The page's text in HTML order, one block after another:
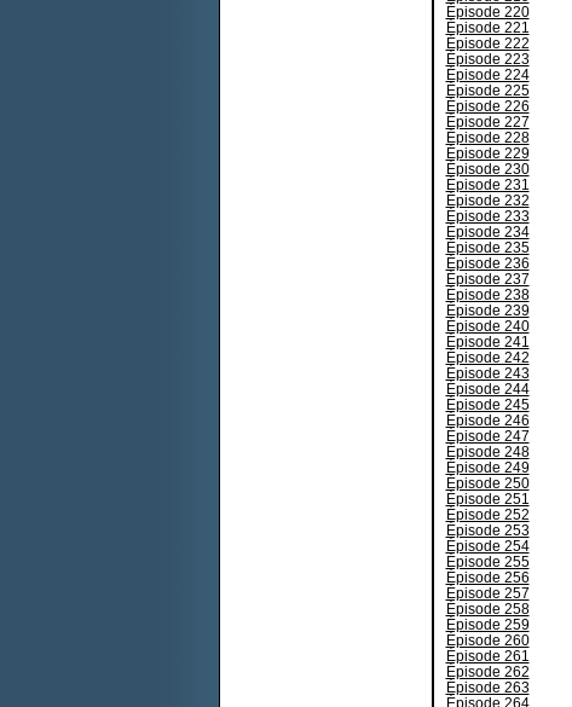
Épisode 220
Épisode 221
Épisode 222
Épisode 223
Épisode 224
Épisode 225
Épisode 226
Épisode 227
Épisode 228
Épisode 229
Épisode 230
Épisode 231
Épisode 232
Épisode 233
Épisode 234
Épisode 235
Épisode 236
Épisode 237
Épisode 238
Épisode 239
Épisode 240
Épisode 241
Épisode 242
Épisode 243
Épisode 244
Épisode 245
Épisode 246
Épisode 247
Épisode 248
Épisode 249
Épisode 250
Épisode 251
Épisode 252
Épisode 253
Épisode 254
Épisode 255
Épisode 256
Épisode 257
Épisode 258
Épisode 259
Épisode 260
Épisode 261
Épisode 262
Épisode 263
Épisode 264